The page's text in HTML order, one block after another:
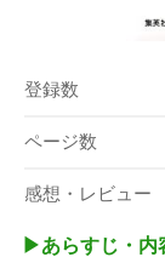
登録数
ページ数
感想・レビュー
▶︎あらすじ・内